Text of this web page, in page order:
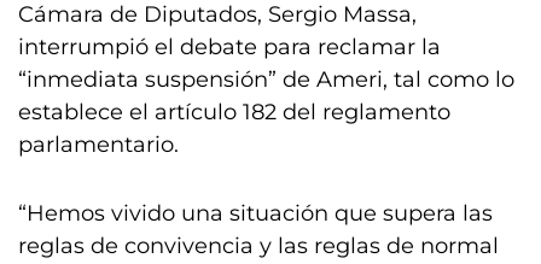
Cámara de Diputados, Sergio Massa,
interrumpió el debate para reclamar la
“inmediata suspensión” de Ameri, tal como lo
establece el artículo 182 del reglamento
parlamentario.
“Hemos vivido una situación que supera las
reglas de convivencia y las reglas de normal